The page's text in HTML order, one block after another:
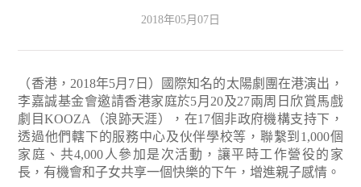
2018年05月07日
（香港，2018年5月7日）國際知名的太陽劇團在港演出，
李嘉誠基金會邀請香港家庭於5月20及27兩周日欣賞馬戲
劇目KOOZA（浪跡天涯），在17個非政府機構支持下，
透過他們轄下的服務中心及伙伴學校等，聯繫到1,000個
家庭、共4,000人參加是次活動，讓平時工作營役的家
長，有機會和子女共享一個快樂的下午，增進親子感情。